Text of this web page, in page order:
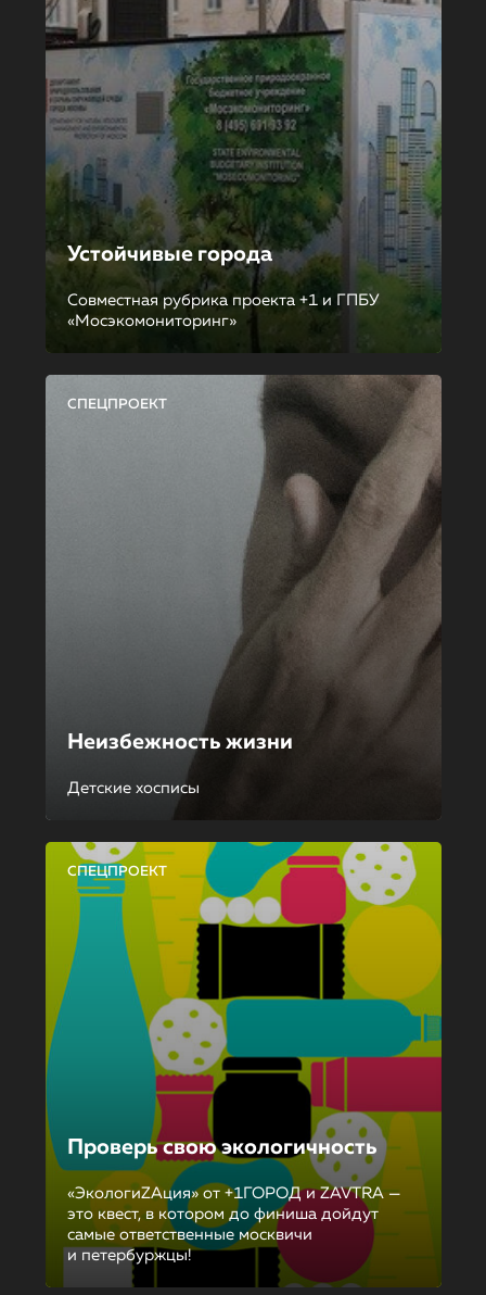
Устойчивые города
Совместная рубрика проекта +1 и ГПБУ
«Мосэкомониторинг»
СПЕЦПРОЕКТ
Неизбежность жизни
Детские хосписы
СПЕЦПРОЕКТ
Проверь свою экологичность
«ЭкологиZAция» от +1ГОРОД и ZAVTRA —
это квест, в котором до финиша дойдут
самые ответственные москвичи
и петербуржцы!